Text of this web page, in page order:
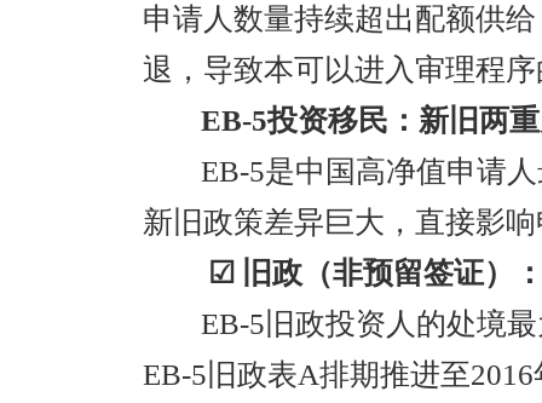
申请人数量持续超出配额供
退，导致本可以进入审理程
EB-5投资移民：新旧两
EB-5是中国高净值申请
新旧政策差异巨大，直接影
☑ 旧政（非预留签证）
EB-5旧政投资人的处境
EB-5旧政表A排期推进至